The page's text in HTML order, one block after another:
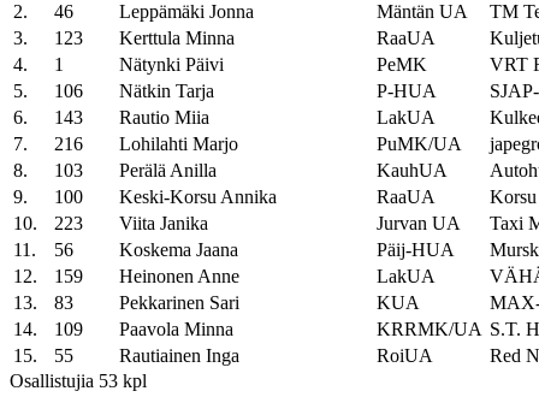
2.
46 Leppämäki Jonna Mäntän UA
TM
3.
123 Kerttula Minna RaaUA
4.
1 Nätynki Päivi PeMK
VRT
5.
106 Nätkin Tarja P-HUA
6.
143 Rautio Miia LakUA
7.
216 Lohilahti Marjo PuMK/UA
8.
103 Perälä Anilla KauhUA
9.
100 Keski-Korsu Annika RaaUA
10.
223 Viita Janika Jurvan UA
Taxi
11.
56 Koskema Jaana Päij-HUA
12.
159 Heinonen Anne LakUA
13.
83 Pekkarinen Sari KUA
14.
109 Paavola Minna KRRMK/UA S.T.
15.
55 Rautiainen Inga RoiUA
Red
Osallistujia 53 kpl